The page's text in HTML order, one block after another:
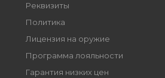
Реквизиты
Политика
Лицензия на оружие
Программа лояльности
Гарантия низких цен